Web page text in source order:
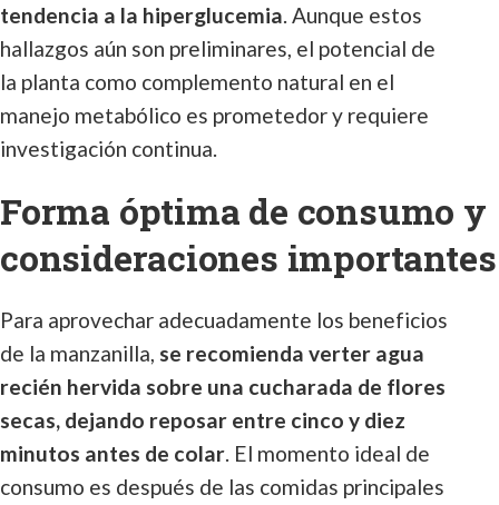
tendencia a la hiperglucemia. Aunque estos
hallazgos aún son preliminares, el potencial de
la planta como complemento natural en el
manejo metabólico es prometedor y requiere
investigación continua.
Forma óptima de consumo y
consideraciones importantes
Para aprovechar adecuadamente los beneficios
de la manzanilla, se recomienda verter agua
recién hervida sobre una cucharada de flores
secas, dejando reposar entre cinco y diez
minutos antes de colar. El momento ideal de
consumo es después de las comidas principales